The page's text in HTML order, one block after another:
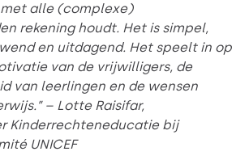
alle (complexe)
rekening houdt. Het is simpel,
en uitdagend. Het speelt in op
van de vrijwilligers, de
van leerlingen en de wensen
– Lotte Raisifar,
Kinderrechteneducatie bij
UNICEF